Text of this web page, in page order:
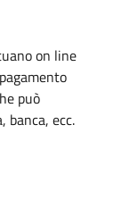
on line
può
banca, ecc.